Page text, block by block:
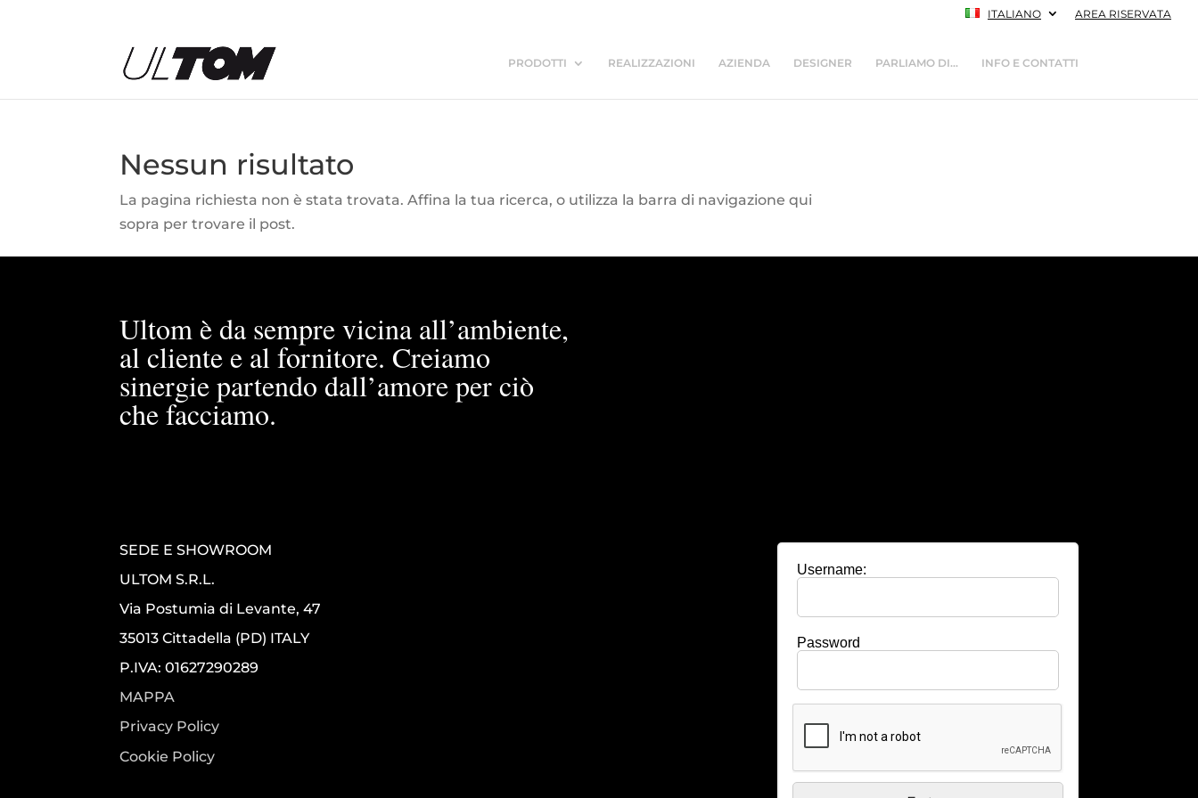
ITALIANO AREA RISERVATA
PRODOTTI REALIZZAZIONI AZIENDA DESIGNER PARLIAMO DI… INFO E CONTATTI
Nessun risultato
La pagina richiesta non è stata trovata. Affina la tua ricerca, o utilizza la barra di navigazione qui
sopra per trovare il post.
Ultom è da sempre vicina all’ambiente,
al cliente e al fornitore. Creiamo
sinergie partendo dall’amore per ciò
che facciamo.
SEDE E SHOWROOM
ULTOM S.R.L.
Via Postumia di Levante, 47
35013 Cittadella (PD) ITALY
P.IVA: 01627290289
MAPPA
Privacy Policy
Cookie Policy
Username:
Password